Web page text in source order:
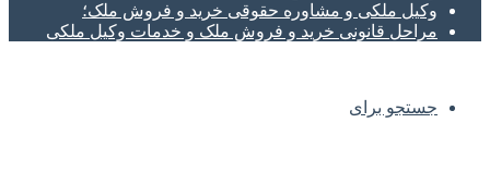
وکیل ملکی و مشاوره حقوقی خرید و فروش ملک؛
مراحل قانونی خرید و فروش ملک و خدمات وکیل ملکی
جستجو برای